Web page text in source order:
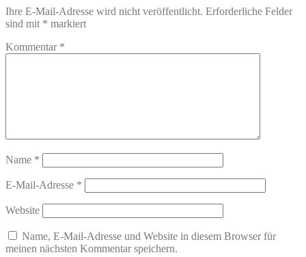
Ihre E-Mail-Adresse wird nicht veröffentlicht. Erforderliche Felder
sind mit * markiert
Kommentar *
Name *
E-Mail-Adresse *
Website
Name, E-Mail-Adresse und Website in diesem Browser für
meinen nächsten Kommentar speichern.